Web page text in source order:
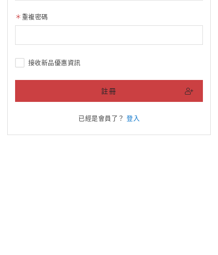
重複密碼
接收新品優惠資訊
註冊
已經是會員了？ 登入